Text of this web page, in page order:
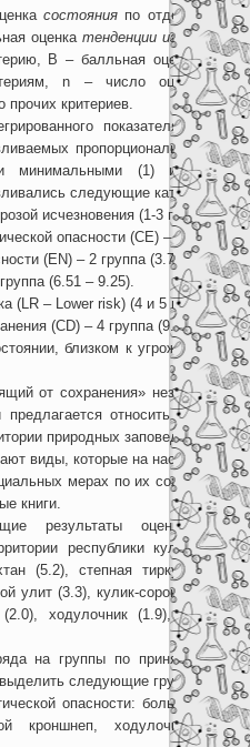
состояния по отдельному
оценка тенденции изменения
B – балльная оценка по
n – число оценочных
прочих критериев.
показателя «R» в
пропорциональным
минимальными (1) и
следующие категории:
исчезновения (1-3 группы):
опасности (CE) – 1 группа
(EN) – 2 группа (3.76 – 6.50);
(6.51 – 9.25).
(LR – Lower risk) (4 и 5 группы):
(CD) – 4 группа (9.26 – 12.00);
близком к угрожаемому
от сохранения» независимо
относить таксоны
природных заповедников.
виды, которые на настоящий
мерах по их сохранению,
книги.
результаты оценки
республики куликов:
(5.2), степная тиркушка
улит (3.3), кулик-сорока (3.2),
ходулочник (1.9), дупель
на группы по принятым
следующие группы видов:
опасности: большой улит,
кроншнеп, ходулочник,